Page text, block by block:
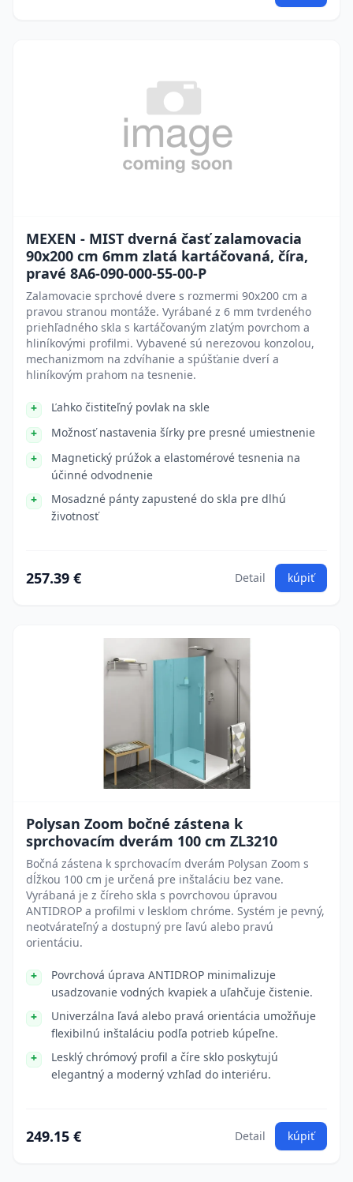
MEXEN - MIST dverná časť zalamovacia
90x200 cm 6mm zlatá kartáčovaná, číra,
pravé 8A6-090-000-55-00-P
Zalamovacie sprchové dvere s rozmermi 90x200 cm a
pravou stranou montáže. Vyrábané z 6 mm tvrdeného
priehľadného skla s kartáčovaným zlatým povrchom a
hliníkovými profilmi. Vybavené sú nerezovou konzolou,
mechanizmom na zdvíhanie a spúšťanie dverí a
hliníkovým prahom na tesnenie.
Ľahko čistiteľný povlak na skle
Možnosť nastavenia šírky pre presné umiestnenie
Magnetický prúžok a elastomérové tesnenia na
účinné odvodnenie
Mosadzné pánty zapustené do skla pre dlhú
životnosť
257.39 € Detail kúpiť
Polysan Zoom bočné zástena k
sprchovacím dverám 100 cm ZL3210
Bočná zástena k sprchovacím dverám Polysan Zoom s
dĺžkou 100 cm je určená pre inštaláciu bez vane.
Vyrábaná je z číreho skla s povrchovou úpravou
ANTIDROP a profilmi v lesklom chróme. Systém je pevný,
neotvárateľný a dostupný pre ľavú alebo pravú
orientáciu.
Povrchová úprava ANTIDROP minimalizuje
usadzovanie vodných kvapiek a uľahčuje čistenie.
Univerzálna ľavá alebo pravá orientácia umožňuje
flexibilnú inštaláciu podľa potrieb kúpeľne.
Lesklý chrómový profil a číre sklo poskytujú
elegantný a moderný vzhľad do interiéru.
249.15 € Detail kúpiť